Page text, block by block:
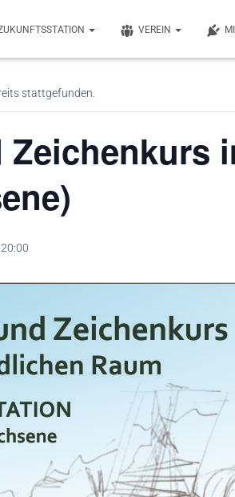
VEREIN
stattgefunden.
Zeichenkurs
20:00